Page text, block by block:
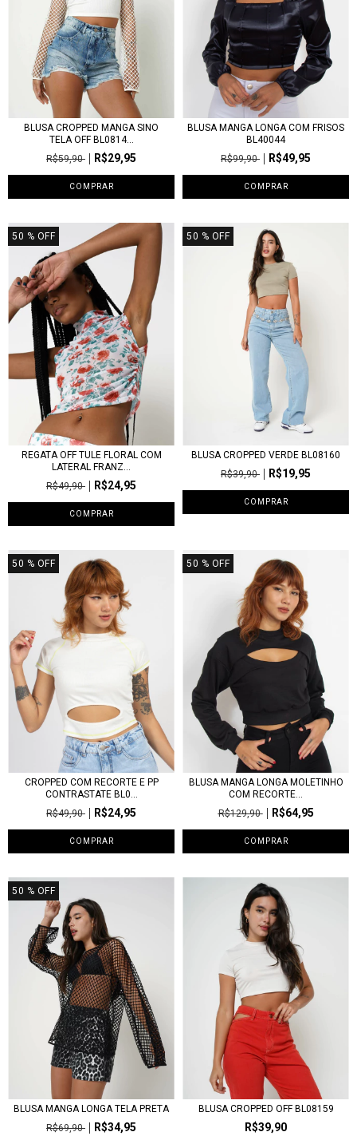
BLUSA CROPPED MANGA SINO
TELA OFF BL0814...
R$59,90
R$29,95
COMPRAR
BLUSA MANGA LONGA COM FRISOS
BL40044
R$99,90
R$49,95
COMPRAR
50 % OFF
REGATA OFF TULE FLORAL COM
LATERAL FRANZ...
R$49,90
R$24,95
COMPRAR
50 % OFF
BLUSA CROPPED VERDE BL08160
R$39,90
R$19,95
COMPRAR
50 % OFF
CROPPED COM RECORTE E PP
CONTRASTATE BL0...
R$49,90
R$24,95
COMPRAR
50 % OFF
BLUSA MANGA LONGA MOLETINHO
COM RECORTE...
R$129,90
R$64,95
COMPRAR
50 % OFF
BLUSA MANGA LONGA TELA PRETA
R$69,90
R$34,95
BLUSA CROPPED OFF BL08159
R$39,90